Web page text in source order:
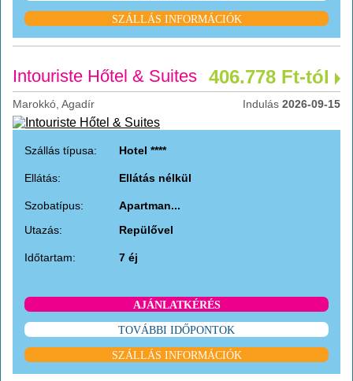
SZÁLLÁS INFORMÁCIÓK
Intouriste Hőtel & Suites 406.778 Ft-tól
Marokkó, Agadír Indulás 2026-09-15
Szállás típusa: Hotel ****
Ellátás: Ellátás nélkül
Szobatípus:
Apartman...
Utazás:
Repülővel
Időtartam: 7 éj
AJÁNLATKÉRÉS
TOVÁBBI IDŐPONTOK
SZÁLLÁS INFORMÁCIÓK